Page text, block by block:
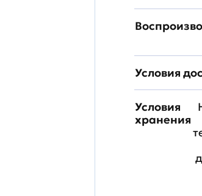
Условия
Условия
хранения